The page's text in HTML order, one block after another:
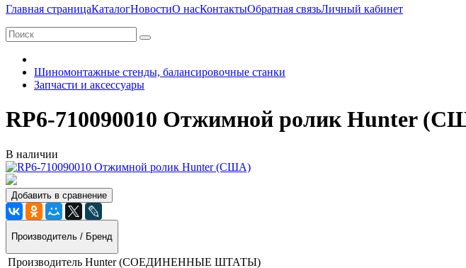
Главная страницаКаталогНовостиО насКонтактыОбратная связьЛичный кабинет
Шиномонтажные стенды, балансировочные станки
Запчасти и аксессуары
RP6-710090010 Отжимной ролик Hunter
В наличии
Добавить в сравнение
Производитель / Бренд
Производитель Hunter (СОЕДИНЕННЫЕ ШТАТЫ)